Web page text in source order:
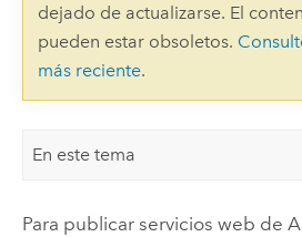
dejado de actualizarse. El
pueden estar obsoletos.
más reciente.
En este tema
Para publicar servicios web de